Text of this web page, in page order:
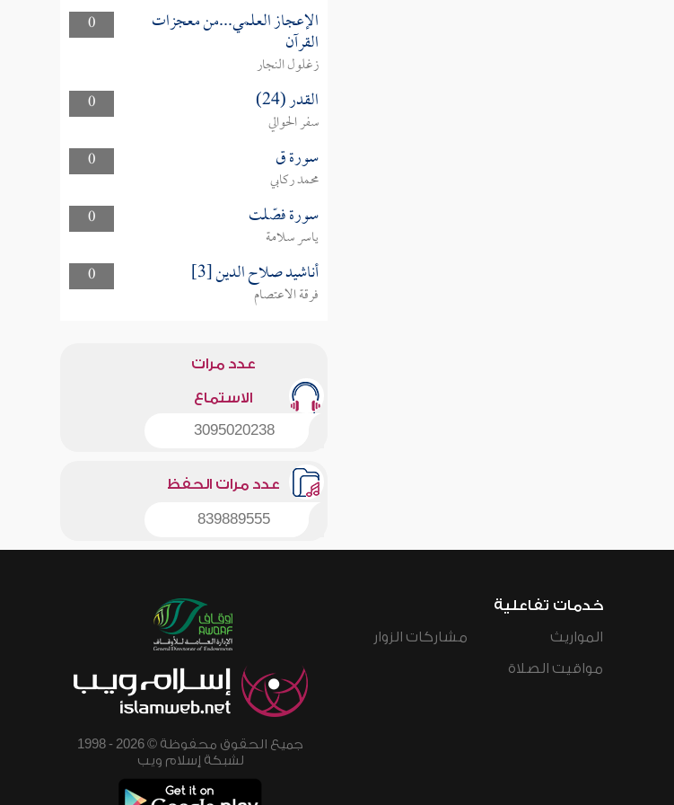
0 الإعجاز العلمي...من معجزات
القرآن
زغلول النجار
0
القدر (24)
سفر الحوالي
0
سورة ق
محمد ركابي
0
سورة فصّلت
ياسر سلامة
0
أناشيد صلاح الدين [3]
فرقة الاعتصام
عدد مرات
الاستماع
3095020238
عدد مرات الحفظ
839889555
خدمات تفاعلية
المواريث
مواقيت الصلاة
مشاركات الزوار
جميع الحقوق محفوظة © 2026 - 1998
لشبكة إسلام ويب